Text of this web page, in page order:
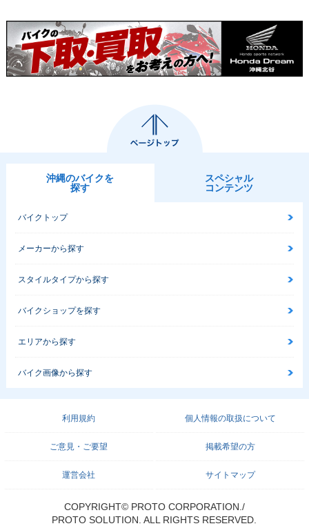
1999年 Little Cub
キックタイプ・マイ
1998年 Little Cub
セルフスターター併
1998年 Little Cub
キックタイプ・マイ
1998年 Little Cub 5
スペシャル・特別・
1997年 Little Cub
沖縄のバイクを
探す
スペシャル
コンテンツ
バイクトップ
メーカーから探す
スタイルタイプから探す
バイクショップを探す
エリアから探す
バイク画像から探す
利用規約 個人情報の取扱について
ご意見・ご要望 掲載希望の方
運営会社 サイトマップ
COPYRIGHT© PROTO CORPORATION./
PROTO SOLUTION. ALL RIGHTS RESERVED.